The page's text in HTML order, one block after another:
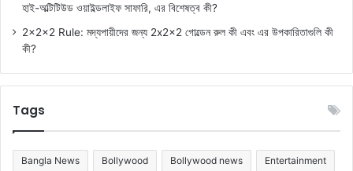
হাই-অল্টিটিউড ওয়াইল্ডলাইফ সাফারি, এর বিশেষত্ব কী?
2x2x2 Rule: মদ্যপায়ীদের জন্য 2x2x2 গোল্ডেন রুল কী এবং এর উপকারিতাগুলি কী
কী?
Tags
Bangla News Bollywood Bollywood news Entertainment